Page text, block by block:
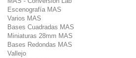
Escenografía MAS
Varios MAS
Bases Cuadradas MAS
Miniaturas 28mm MAS
Bases Redondas MAS
Vallejo